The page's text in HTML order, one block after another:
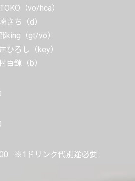
（vo/hca）
さち（d）
king（gt/vo）
ひろし（key）
百錬（b）
※1ドリンク代別途必要